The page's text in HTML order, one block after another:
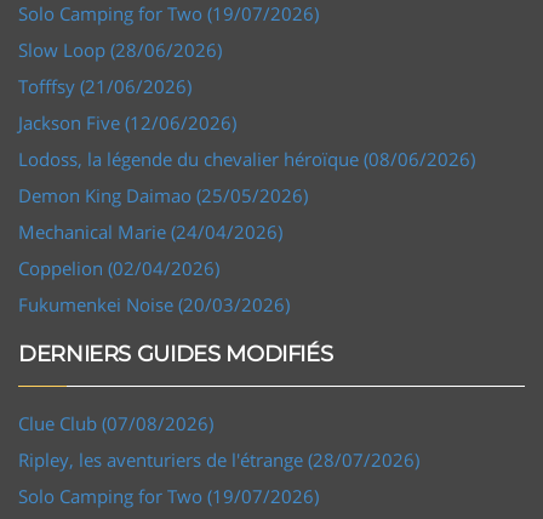
Solo Camping for Two (19/07/2026)
Slow Loop (28/06/2026)
Tofffsy (21/06/2026)
Jackson Five (12/06/2026)
Lodoss, la légende du chevalier héroïque (08/06/2026)
Demon King Daimao (25/05/2026)
Mechanical Marie (24/04/2026)
Coppelion (02/04/2026)
Fukumenkei Noise (20/03/2026)
DERNIERS GUIDES MODIFIÉS
Clue Club (07/08/2026)
Ripley, les aventuriers de l'étrange (28/07/2026)
Solo Camping for Two (19/07/2026)